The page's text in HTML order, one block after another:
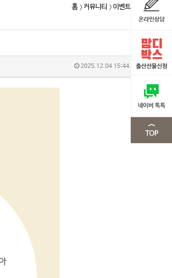
홈 커뮤니티 이벤트
2025.12.04 15:44